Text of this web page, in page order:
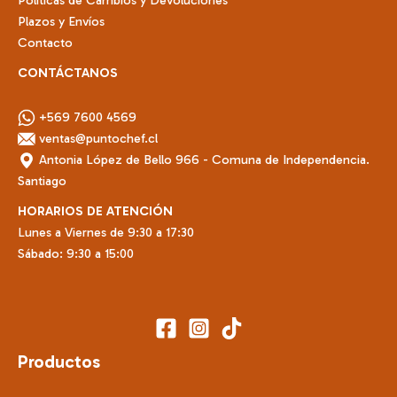
Plazos y Envíos
Contacto
CONTÁCTANOS
+569 7600 4569
ventas@puntochef.cl
Antonia López de Bello 966 - Comuna de Independencia.
Santiago
HORARIOS DE ATENCIÓN
Lunes a Viernes de 9:30 a 17:30
Sábado: 9:30 a 15:00
Productos